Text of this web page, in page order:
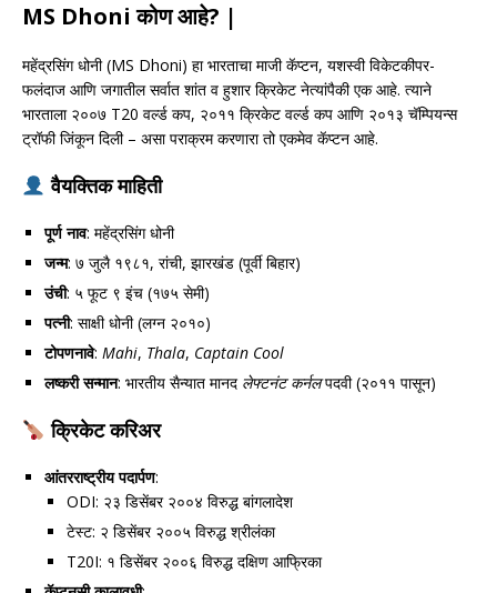
MS Dhoni कोण आहे? |
महेंद्रसिंग धोनी (MS Dhoni) हा भारताचा माजी कॅप्टन, यशस्वी विकेटकीपर-
फलंदाज आणि जगातील सर्वात शांत व हुशार क्रिकेट नेत्यांपैकी एक आहे. त्याने
भारताला २००७ T20 वर्ल्ड कप, २०११ क्रिकेट वर्ल्ड कप आणि २०१३ चॅम्पियन्स
ट्रॉफी जिंकून दिली – असा पराक्रम करणारा तो एकमेव कॅप्टन आहे.
वैयक्तिक माहिती
पूर्ण नाव: महेंद्रसिंग धोनी
जन्म: ७ जुलै १९८१, रांची, झारखंड (पूर्वी बिहार)
उंची: ५ फूट ९ इंच (१७५ सेमी)
पत्नी: साक्षी धोनी (लग्न २०१०)
टोपणनावे: Mahi, Thala, Captain Cool
लष्करी सन्मान: भारतीय सैन्यात मानद लेफ्टनंट कर्नलपदवी (२०११ पासून)
क्रिकेट करिअर
आंतरराष्ट्रीय पदार्पण:
ODI: २३ डिसेंबर २००४ विरुद्ध बांगलादेश
टेस्ट: २ डिसेंबर २००५ विरुद्ध श्रीलंका
T20I: १ डिसेंबर २००६ विरुद्ध दक्षिण आफ्रिका